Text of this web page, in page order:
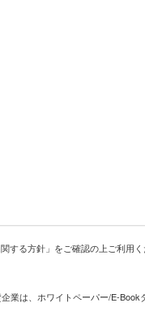
する方針」をご確認の上ご利用
業は、ホワイトペーパー/E-